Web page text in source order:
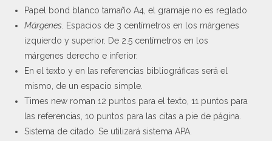
Papel bond blanco tamaño A4, el gramaje no es reglado
Márgenes.
Espacios de 3 centímetros en los márgenes
izquierdo y superior. De 2.5 centímetros en los
márgenes derecho e inferior.
En el texto y en las referencias bibliográficas será el
mismo, de un espacio simple.
Times new roman 12 puntos para el texto, 11 puntos para
las referencias, 10 puntos para las citas a pie de página.
Sistema de citado. Se utilizará sistema APA.